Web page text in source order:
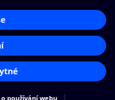
O2 Knihovna
své e-knihy a
a pohodlněji.